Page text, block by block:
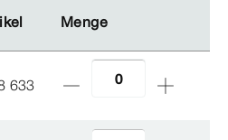
Menge
Menge
633